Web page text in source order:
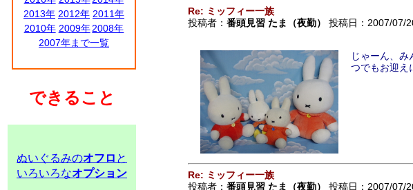
2013年 2012年 2011年
2010年 2009年 2008年
2007年まで一覧
できること
ぬいぐるみのオフロ と
いろいろなオプション
Re: ミッフィー一族
投稿者： 番頭見習 たま（夜勤） 投稿日：2007/07/
じゃーん、
つでもお迎え
Re: ミッフィー一族
投稿者： 番頭見習 たま（夜勤） 投稿日：2007/07/